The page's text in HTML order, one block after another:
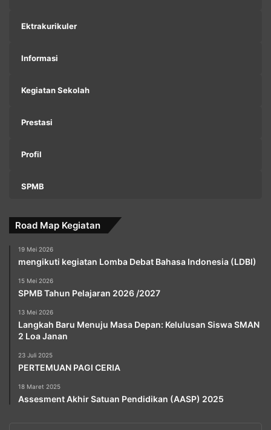
Ektrakurikuler
Informasi
Kegiatan Sekolah
Prestasi
Profil
SPMB
Road Map Kegiatan
19 Mei 2026
mengikuti kegiatan Lomba Debat Bahasa Indonesia (LDBI)
15 Mei 2026
SPMB Tahun Pelajaran 2026 /2027
13 Mei 2026
Langkah Baru Menuju Masa Depan: Kelulusan Siswa SMAN
2 Loa Janan
23 Juli 2025
PERTEMUAN PAGI CERIA
18 Maret 2025
Assesment Akhir Satuan Pendidikan (AASP) 2025